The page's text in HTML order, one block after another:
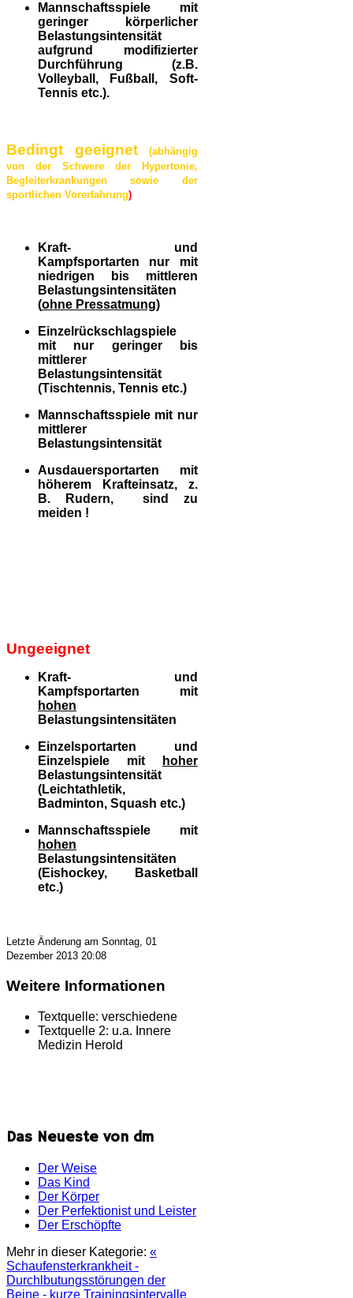
Mannschaftsspiele mit
geringer körperlicher
Belastungsintensität
aufgrund modifizierter
Durchführung (z.B.
Volleyball, Fußball, Soft-
Tennis etc.).
Bedingt geeignet
(abhängig
von der Schwere der Hypertonie,
Begleiterkrankungen sowie der
sportlichen Vorerfahrung)
Kraft- und
Kampfsportarten nur mit
niedrigen bis mittleren
Belastungsintensitäten
(ohne Pressatmung)
Einzelrückschlagspiele
mit nur geringer bis
mittlerer
Belastungsintensität
(Tischtennis, Tennis etc.)
Mannschaftsspiele mit nur
mittlerer
Belastungsintensität
Ausdauersportarten mit
höherem Krafteinsatz, z.
B. Rudern, sind zu
meiden !
Ungeeignet
Kraft- und
Kampfsportarten mit
hohen
Belastungsintensitäten
Einzelsportarten und
Einzelspiele mit
hoher
Belastungsintensität
(Leichtathletik,
Badminton, Squash etc.)
Mannschaftsspiele mit
hohen
Belastungsintensitäten
(Eishockey, Basketball
etc.)
Letzte Änderung am Sonntag, 01
Dezember 2013 20:08
Weitere Informationen
Textquelle: verschiedene
Textquelle 2: u.a. Innere
Medizin Herold
Das Neueste von dm
Der Weise
Das Kind
Der Körper
Der Perfektionist und Leister
Der Erschöpfte
Mehr in dieser Kategorie: «
Schaufensterkrankheit -
Durchlbutungsstörungen der
Beine - kurze Trainingsintervalle